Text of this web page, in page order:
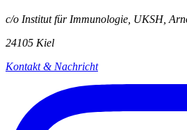
c/o Institut für Immunologie, UKSH,
24105 Kiel
Kontakt & Nachricht